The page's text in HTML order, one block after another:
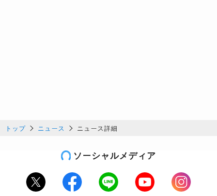
トップ ニュース ニュース詳細
ソーシャルメディア